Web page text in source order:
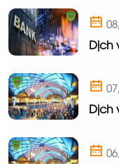
Dịch
Dịch